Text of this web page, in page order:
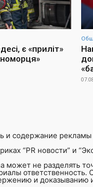
є «приліт»
и содержание рекламы
“PR новости” и
может не разделять
и доказыванию